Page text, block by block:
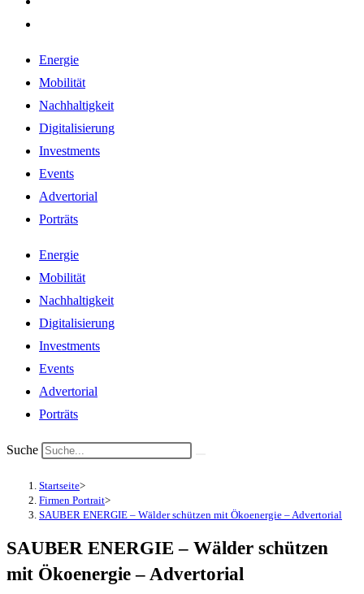
Energie
Mobilität
Nachhaltigkeit
Digitalisierung
Investments
Events
Advertorial
Porträts
Energie
Mobilität
Nachhaltigkeit
Digitalisierung
Investments
Events
Advertorial
Porträts
Suche
Startseite>
Firmen Portrait>
SAUBER ENERGIE – Wälder schützen mit Ökoenergie – Advertorial
SAUBER ENERGIE – Wälder schützen
mit Ökoenergie – Advertorial